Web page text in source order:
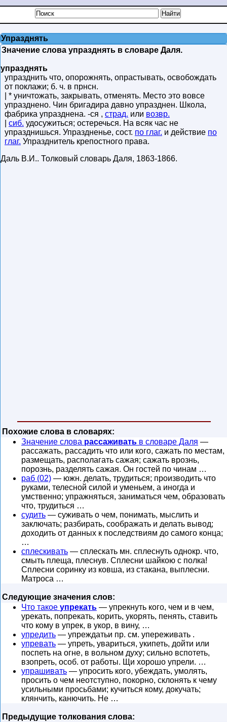
Упразднять
Значение слова упразднять в словаре Даля.
упразднять
упразднить что, опорожнять, опрастывать, освобождать
от поклажи; б. ч. в прнсн.
| * уничтожать, закрывать, отменять. Место это вовсе
упразднено. Чин бригадира давно упразднен. Школа,
фабрика упразднена. -ся , страд. или возвр.
сиб. удосужиться; остеречься. На всяк час не
упразднишься. Упраздненье, сост. по глаг. и действие по
глаг. Упразднитель крепостного права.
Даль В.И.. Толковый словарь Даля, 1863-1866.
Похожие слова в словарях:
Значение слова рассаживать в словаре Даля —
рассажать, рассадить что или кого, сажать по местам,
размещать, располагать сажая; сажать врознь,
порознь, разделять сажая. Он гостей по чинам …
раб (02) — южн. делать, трудиться; производить что
руками, телесной силой и уменьем, а иногда и
умственно; упражняться, заниматься чем, образовать
что, трудиться …
судить — суживать о чем, понимать, мыслить и
заключать; разбирать, соображать и делать вывод;
доходить от данных к последствиям до самого конца;
…
сплескивать — сплескать мн. сплеснуть однокр. что,
смыть плеща, плеснув. Сплесни шайкою с полка!
Сплесни соринку из ковша, из стакана, выплесни.
Матроса …
Следующие значения слов:
Что такое упрекать — упрекнуть кого, чем и в чем,
урекать, попрекать, корить, укорять, пенять, ставить
что кому в упрек, в укор, в вину, …
упредить — упреждатьи пр. см. упереживать .
упревать — упреть, увариться, укипеть, дойти или
поспеть на огне, в вольном духу; сильно вспотеть,
взопреть, особ. от работы. Щи хорошо упрели. …
упрашивать — упросить кого, убеждать, умолять,
просить о чем неотступно, покорно, склонять к чему
усильными просьбами; кучиться кому, докучать;
клянчить, канючить. Не …
Предыдущие толкования слова: